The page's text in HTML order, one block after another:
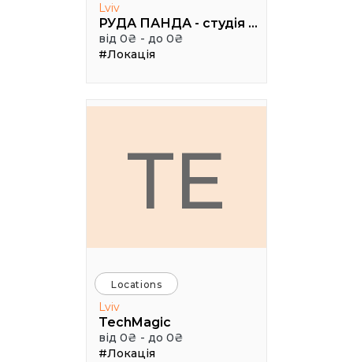
Lviv
РУДА ПАНДА - студія дитячої творчості
від 0₴ - до 0₴
#Локація
TE
Locations
Lviv
TechMagic
від 0₴ - до 0₴
#Локація